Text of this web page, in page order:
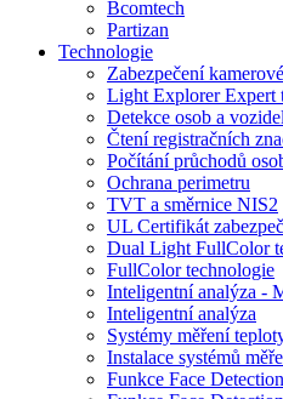
Bcomtech
Partizan
Technologie
Zabezpečení
Light Explorer Expert
Detekce osob a
Čtení registračních
Počítání průchodů
Ochrana perimetru
TVT a směrnice NIS2
UL Certifikát
Dual Light FullColor
FullColor technologie
Inteligentní analýza -
Inteligentní analýza
Systémy měření
Instalace systémů
Funkce Face